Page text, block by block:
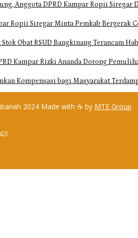
Anggota DPRD Kampar Ropii
Ropii Siregar Minta Pemkab Bergerak
Obat RSUD Bangkinang Terancam
Kampar Rizki Ananda Dorong
Kompensasi bagi Masyarakat
2024 Made with ☕ by MTE Group